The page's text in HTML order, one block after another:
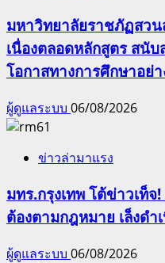
มหาวิทยาลัยราชภัฏสว
เนื่องตลอดหลักสูตร สนั
โอกาสทางการศึกษาอย่
ผู้ดูแลระบบ 06/08/2026
ข่าวล่ามาแรง
มทร.กรุงเทพ โต้ข่าวเท็
ต้องตามกฎหมาย เล็งด
ผู้ดูแลระบบ 06/08/2026